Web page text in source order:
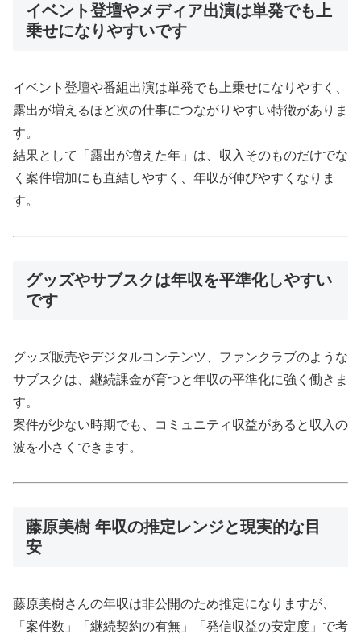
イベント登壇やメディア出演は単発でも上
乗せになりやすいです
イベント登壇や番組出演は単発でも上乗せになりやすく、
露出が増えるほど次の仕事につながりやすい特徴がありま
す。
結果として「露出が増えた年」は、収入そのものだけでな
く案件増加にも直結しやすく、年収が伸びやすくなりま
す。
グッズやサブスクは年収を平準化しやすい
です
グッズ販売やデジタルコンテンツ、ファンクラブのような
サブスクは、継続課金が育つと年収の平準化に強く働きま
す。
案件が少ない時期でも、コミュニティ収益があると収入の
波を小さくできます。
藤原美樹 年収の推定レンジと現実的な目
安
藤原美樹さんの年収は非公開のため推定になりますが、
「案件数」「継続契約の有無」「発信収益の安定度」で考